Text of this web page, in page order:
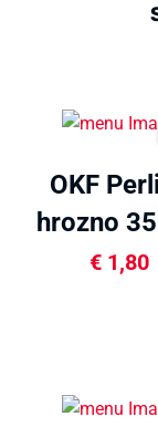
OKF
hrozno
€1,80